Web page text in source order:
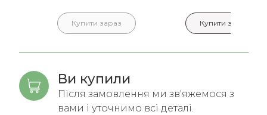
Купити зараз Купити зараз
Ви купили
Після замовлення ми зв'яжемося з
вами і уточнимо всі деталі.